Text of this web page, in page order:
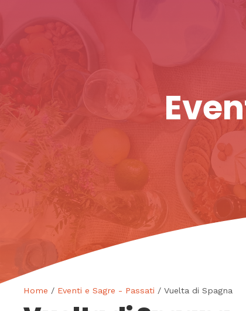
Home / Eventi e Sagre - Passati / Vuelta di Spagna